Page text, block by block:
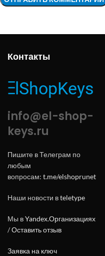
Контакты
info@el-shop-
keys.ru
Пишите в Телеграм по
любым
вопросам: t.me/elshoprunet
Наши новости вteletype
Мы вYandex.Организациях
/Оставить отзыв
Заявка на ключ